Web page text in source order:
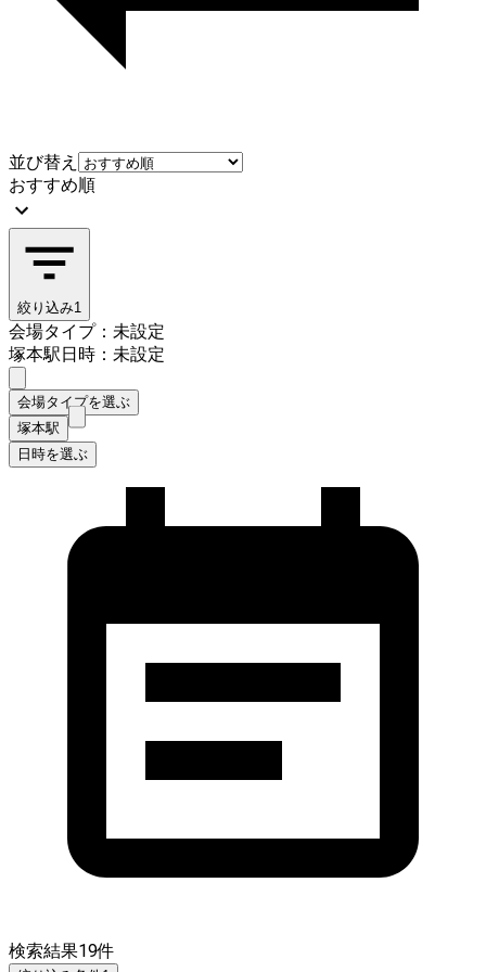
並び替え
おすすめ順
絞り込み1
会場タイプ：未設定
塚本駅日時：未設定
会場タイプを選ぶ
塚本駅
日時を選ぶ
検索結果19件